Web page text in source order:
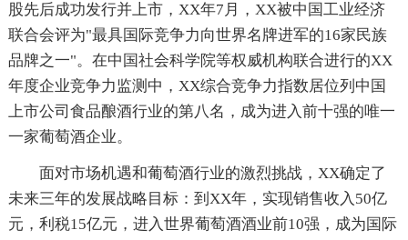
股先后成功发行并上市，XX年7月，XX被中国工业经济
联合会评为"最具国际竞争力向世界名牌进军的16家民族
品牌之一"。在中国社会科学院等权威机构联合进行的XX
年度企业竞争力监测中，XX综合竞争力指数居位列中国
上市公司食品酿酒行业的第八名，成为进入前十强的唯一
一家葡萄酒企业。
面对市场机遇和葡萄酒行业的激烈挑战，XX确定了
未来三年的发展战略目标：到XX年，实现销售收入50亿
元，利税15亿元，进入世界葡萄酒酒业前10强，成为国际